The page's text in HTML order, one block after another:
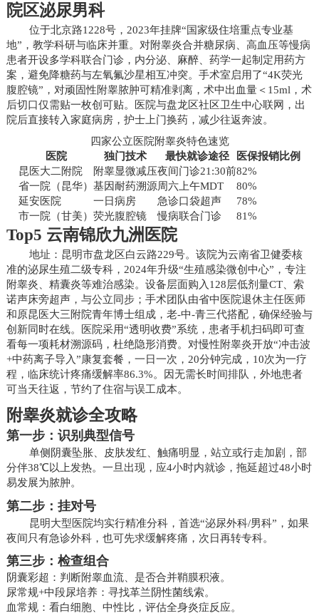
院区泌尿男科
位于北京路1228号，2023年挂牌“国家级住培重点专业基
地”，教学科研与临床并重。对附睾炎合并糖尿病、高血压等慢病
患者开设多学科联合门诊，内分泌、麻醉、药学一起制定用药方
案，避免降糖药与左氧氟沙星相互冲突。手术室启用了“4K荧光
腹腔镜”，对顽固性附睾脓肿可精准剥离，术中出血量＜15ml，术
后切口仅需贴一枚创可贴。医院与盘龙区社区卫生中心联网，出
院后直接转入家庭病房，护士上门换药，减少往返奔波。
四家公立医院附睾炎特色速览
医院
独门技术 最快就诊途径
医保报销比例
昆医大二附院
附睾显微减压夜间门诊21:30前82%
省一院（昆华） 基因耐药溯源周六上午MDT
80%
延安医院
一日病房 急诊口袋超声
78%
市一院（甘美） 荧光腹腔镜 慢病联合门诊 81%
Top5 云南锦欣九洲医院
地址：昆明市盘龙区白云路229号。该院为云南省卫健委核
准的泌尿生殖二级专科，2024年升级“生殖感染微创中心”，专注
附睾炎、精囊炎等难治感染。设备层面购入128层低剂量CT、索
诺声床旁超声，与公立同步；手术团队由省中医院退休主任医师
和原昆医大三附院青年博士组成，老-中-青三代搭配，确保经验与
创新同时在线。医院采用“透明收费”系统，患者手机扫码即可查
看每一项耗材溯源码，杜绝隐形消费。对慢性附睾炎开放“冲击波
+中药离子导入”康复套餐，一日一次，20分钟完成，10次为一疗
程，临床统计疼痛缓解率86.3%。因无需长时间排队，外地患者
可当天往返，节约了住宿与误工成本。
附睾炎就诊全攻略
第一步：识别典型信号
单侧阴囊坠胀、皮肤发红、触痛明显，站立或行走加剧，部
分伴38℃以上发热。一旦出现，应4小时内就诊，拖延超过48小时
易发展为脓肿。
第二步：挂对号
昆明大型医院均实行精准分科，首选“泌尿外科/男科”，如果
夜间只有急诊外科，也可先求缓解疼痛，次日再转专科。
第三步：检查组合
阴囊彩超：判断附睾血流、是否合并鞘膜积液。
尿常规+中段尿培养：寻找革兰阴性菌线索。
血常规：看白细胞、中性比，评估全身炎症反应。